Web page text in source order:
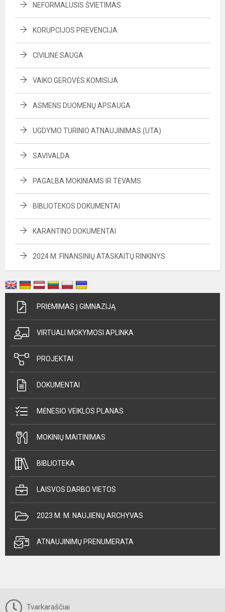
NEFORMALUSIS ŠVIETIMAS
KORUPCIJOS PREVENCIJA
CIVILINĖ SAUGA
VAIKO GEROVĖS KOMISIJA
ASMENS DUOMENŲ APSAUGA
UGDYMO TURINIO ATNAUJINIMAS (UTA)
SAVIVALDA
PAGALBA MOKINIAMS IR TĖVAMS
BIBLIOTEKOS DOKUMENTAI
KARANTINO DOKUMENTAI
2024 M. FINANSINIŲ ATASKAITŲ RINKINYS
PRIĖMIMAS Į GIMNAZIJĄ
VIRTUALI MOKYMOSI APLINKA
PROJEKTAI
DOKUMENTAI
MĖNESIO VEIKLOS PLANAS
MOKINIŲ MAITINIMAS
BIBLIOTEKA
LAISVOS DARBO VIETOS
2023 M. M. NAUJIENŲ ARCHYVAS
ATNAUJINIMŲ PRENUMERATA
Tvarkaraščiai